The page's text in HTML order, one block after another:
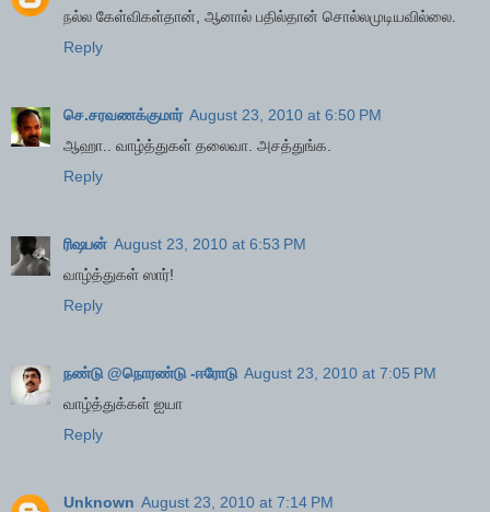
நல்ல கேள்விகள்தான், ஆனால் பதில்தான் சொல்லமுடியவில்லை.
Reply
செ.சரவணக்குமார் August 23, 2010 at 6:50 PM
ஆஹா.. வாழ்த்துகள் தலைவா. அசத்துங்க.
Reply
ரிஷபன் August 23, 2010 at 6:53 PM
வாழ்த்துகள் ஸார்!
Reply
நண்டு @நொரண்டு -ஈரோடு August 23, 2010 at 7:05 PM
வாழ்த்துக்கள் ஐயா
Reply
Unknown August 23, 2010 at 7:14 PM